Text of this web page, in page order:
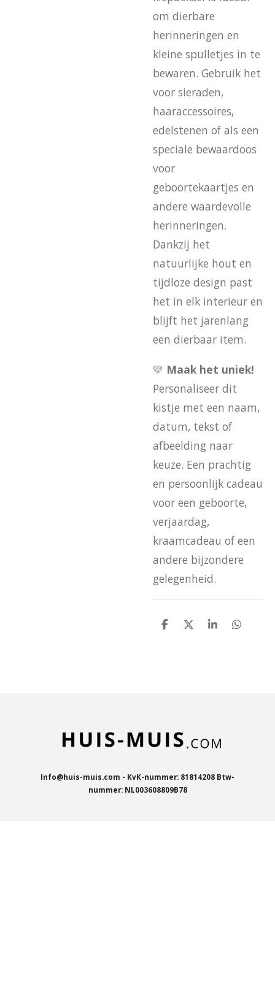
om dierbare
herinneringen en
kleine spulletjes in te
bewaren. Gebruik het
voor sieraden,
haaraccessoires,
edelstenen of als een
speciale bewaardoos
voor
geboortekaartjes en
andere waardevolle
herinneringen.
Dankzij het
natuurlijke hout en
tijdloze design past
het in elk interieur en
blijft het jarenlang
een dierbaar item.
💛 Maak het uniek!
Personaliseer dit
kistje met een naam,
datum, tekst of
afbeelding naar
keuze. Een prachtig
en persoonlijk cadeau
voor een geboorte,
verjaardag,
kraamcadeau of een
andere bijzondere
gelegenheid.
D
D
S
D
Info@huis-muis.com - KvK-nummer: 81814208 Btw-
nummer: NL003608809B78